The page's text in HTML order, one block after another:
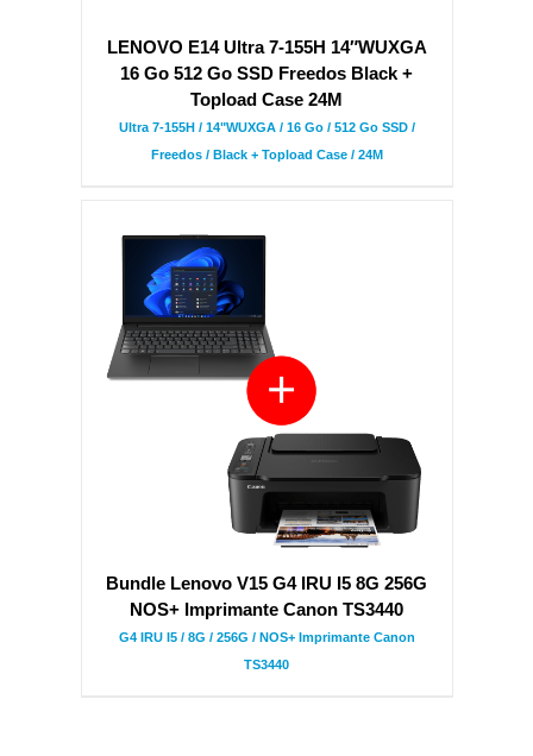
LENOVO E14 Ultra 7-155H 14″WUXGA
16 Go 512 Go SSD Freedos Black +
Topload Case 24M
Ultra 7-155H / 14"WUXGA / 16 Go / 512 Go SSD /
Freedos / Black + Topload Case / 24M
Bundle Lenovo V15 G4 IRU I5 8G 256G
NOS+ Imprimante Canon TS3440
G4 IRU I5 / 8G / 256G / NOS+ Imprimante Canon
TS3440